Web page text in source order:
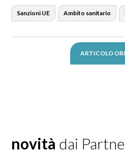
Sanzioni UE Ambito sanitario
ARTICOLO
novità dai